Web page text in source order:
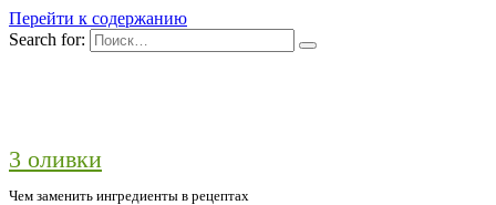
Перейти к содержанию
Search for:
3 оливки
Чем заменить ингредиенты в рецептах